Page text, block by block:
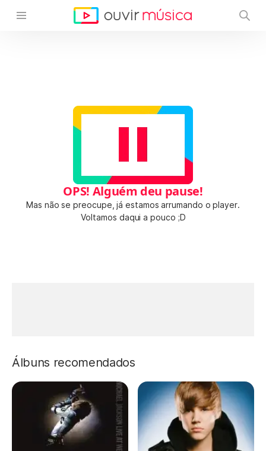
OPS! Alguém deu pause!
Mas não se preocupe, já estamos arrumando o player.
Voltamos daqui a pouco ;D
Álbuns recomendados